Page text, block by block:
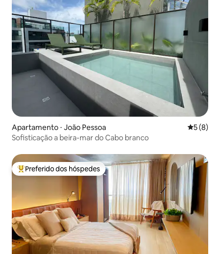
Apartamento ⋅ João Pessoa 5 de
5 (8)
Sofisticação a beira-mar do Cabo branco
Entre os melhores preferidos dos hóspedes
Preferido dos hóspedes